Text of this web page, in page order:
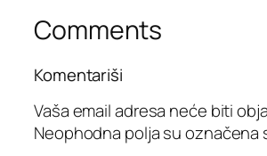
Comments
Komentariši
Vaša email adresa neće biti
Neophodna polja su označena